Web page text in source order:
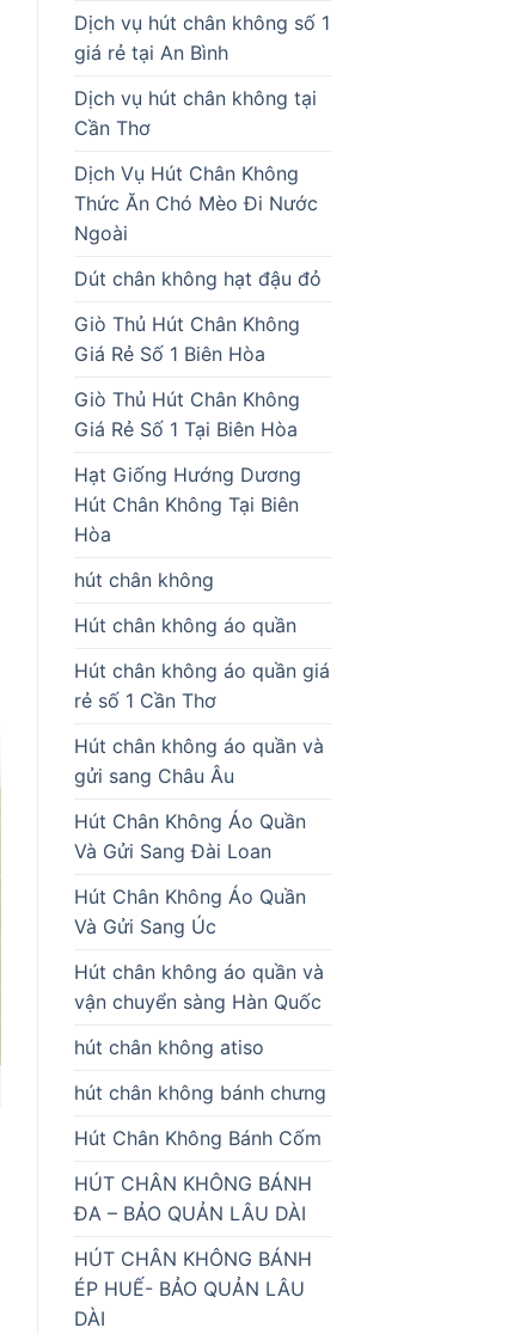
Dịch vụ hút chân không số 1
giá rẻ tại An Bình
Dịch vụ hút chân không tại
Cần Thơ
Dịch Vụ Hút Chân Không
Thức Ăn Chó Mèo Đi Nước
Ngoài
Dút chân không hạt đậu đỏ
Giò Thủ Hút Chân Không
Giá Rẻ Số 1 Biên Hòa
Giò Thủ Hút Chân Không
Giá Rẻ Số 1 Tại Biên Hòa
Hạt Giống Hướng Dương
Hút Chân Không Tại Biên
Hòa
hút chân không
Hút chân không áo quần
Hút chân không áo quần giá
rẻ số 1 Cần Thơ
Hút chân không áo quần và
gửi sang Châu Âu
Hút Chân Không Áo Quần
Và Gửi Sang Đài Loan
Hút Chân Không Áo Quần
Và Gửi Sang Úc
Hút chân không áo quần và
vận chuyển sàng Hàn Quốc
hút chân không atiso
hút chân không bánh chưng
Hút Chân Không Bánh Cốm
HÚT CHÂN KHÔNG BÁNH
ĐA – BẢO QUẢN LÂU DÀI
HÚT CHÂN KHÔNG BÁNH
ÉP HUẾ- BẢO QUẢN LÂU
DÀI